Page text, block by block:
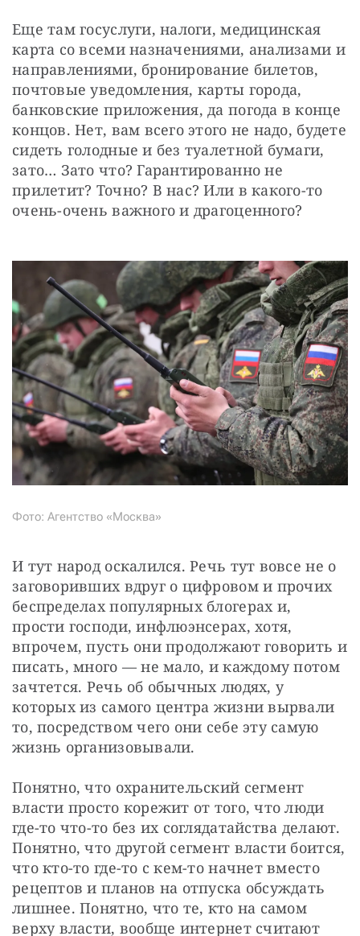
Еще там госуслуги, налоги, медицинская
карта со всеми назначениями, анализами и
направлениями, бронирование билетов,
почтовые уведомления, карты города,
банковские приложения, да погода в конце
концов. Нет, вам всего этого не надо, будете
сидеть голодные и без туалетной бумаги,
зато… Зато что? Гарантированно не
прилетит? Точно? В нас? Или в какого-то
очень-очень важного и драгоценного?
Фото: Агентство «Москва»
И тут народ оскалился. Речь тут вовсе не о
заговоривших вдруг о цифровом и прочих
беспределах популярных блогерах и,
прости господи, инфлюэнсерах, хотя,
впрочем, пусть они продолжают говорить и
писать, много — не мало, и каждому потом
зачтется. Речь об обычных людях, у
которых из самого центра жизни вырвали
то, посредством чего они себе эту самую
жизнь организовывали.
Понятно, что охранительский сегмент
власти просто корежит от того, что люди
где-то что-то без их соглядатайства делают.
Понятно, что другой сегмент власти боится,
что кто-то где-то с кем-то начнет вместо
рецептов и планов на отпуска обсуждать
лишнее. Понятно, что те, кто на самом
верху власти, вообще интернет считают